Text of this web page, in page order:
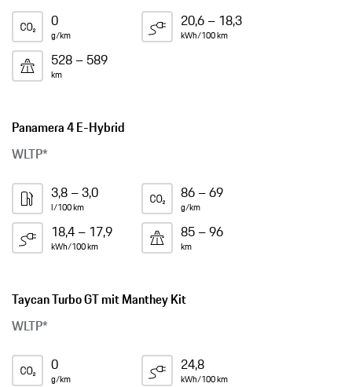
0
g/km
20,6 – 18,3
kWh/100 km
528 – 589
km
Panamera 4 E-Hybrid
WLTP*
3,8 – 3,0
l/100 km
86 – 69
g/km
18,4 – 17,9
kWh/100 km
85 – 96
km
Taycan Turbo GT mit Manthey Kit
WLTP*
0
g/km
24,8
kWh/100 km